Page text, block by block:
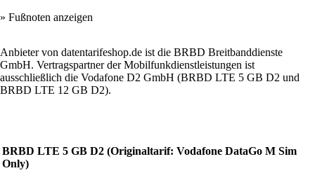
» Fußnoten anzeigen
Anbieter von datentarifeshop.de ist die BRBD Breitbanddienste
GmbH. Vertragspartner der Mobilfunkdienstleistungen ist
ausschließlich die Vodafone D2 GmbH (BRBD LTE 5 GB D2 und
BRBD LTE 12 GB D2).
BRBD LTE 5 GB D2 (Originaltarif: Vodafone DataGo M Sim
Only)